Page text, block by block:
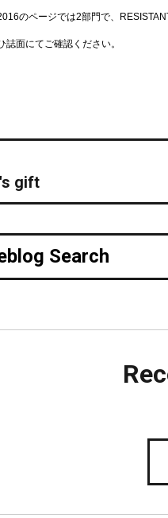
のページでは2部門で、
面にてご確認ください。
gift
Search